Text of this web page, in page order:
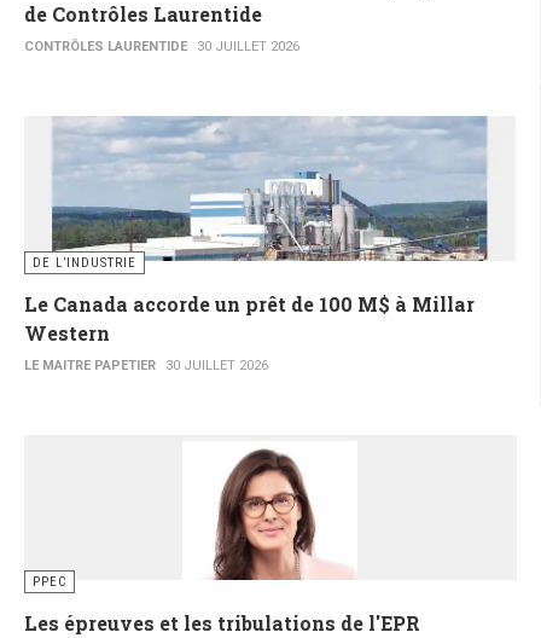
de Contrôles Laurentide
CONTRÔLES LAURENTIDE 30 JUILLET 2026
DE L’INDUSTRIE
Le Canada accorde un prêt de 100 M$ à Millar
Western
LE MAITRE PAPETIER 30 JUILLET 2026
PPEC
Les épreuves et les tribulations de l'EPR